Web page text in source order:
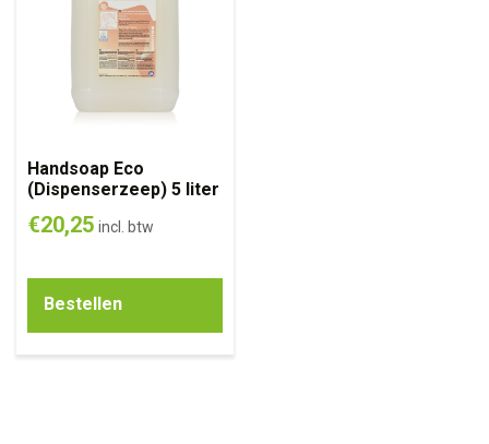
Handsoap Eco
(Dispenserzeep) 5 liter
€20,25 incl. btw
Bestellen